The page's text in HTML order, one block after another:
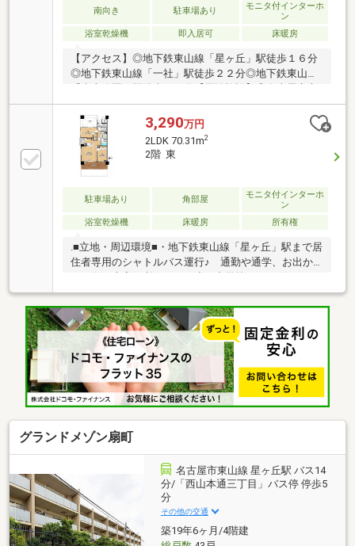
約11分■西山ストアまで徒歩約4分■植園公園まで徒歩
約4分■弊社の特徴について定休日無し、即日対応可能
です。
南向き 駐車場あり
モニタ付インターホ
ン
浴室乾燥機
即入居可 床暖房
【アクセス】◎地下鉄東山線「星ヶ丘」駅徒歩１６分
◎地下鉄東山線「一社」駅徒歩２２分◎地下鉄東山線
西山小学校まで５４０ｍ（徒歩７分）◎名古屋市立神
丘中学校まで８５０ｍ（徒歩１１分）◎セブンイレブ
ン名古屋西山本通3丁目店まで６９０ｍ（徒歩９分）
【その他】◎管理費：１５，９００円/月◎修繕積立
金：１１，４４０円/月◎駐車場：６台（月額２，００
０円～金１２，０００円/台）◎駐輪場：有（月額２０
０円）バイク置き場：有（月額２，０００円）◎ペッ
ト飼育可能（飼育細則あり）◎コンシェルジュサービ
ス付き◎無料シャトルバスあり
3,290万円
2LDK 70.31m2
2階 東
駐車場あり 角部屋
モニタ付インターホ
ン
浴室乾燥機
床暖房 所有権
.■立地・周辺環境■・地下鉄東山線「星ヶ丘」駅まで居
住者専用のシャトルバス運行♪ 通勤や通学、お出か
ラッグストアが歩圏内に揃っているので生活至便♪■お
すすめポイント■・開放的な角住戸です！全居室6帖以
上あるのでお部屋も広々♪・階下に住戸が無いので、
子育て世帯やペットを飼っている方にもおすすめ♪・
床暖房、食洗機、ディスポーザーなど暮らしを豊かに
する設備が充実しています！・ウォークインクローゼ
ットやシューズインクローク付きで収納豊富です！・
お客様のご要望に応じて追加リフォームのご相談も承
グランドメゾン扇町
名古屋市東山線 星ヶ丘駅 バス14
分/「西山本通三丁目」バス停 停歩5
分
その他の交通
築19年6ヶ月/4階建